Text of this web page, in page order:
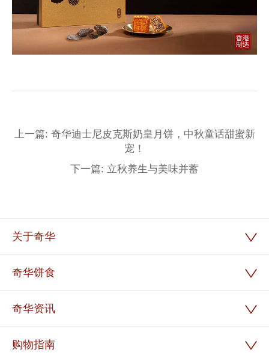
上一篇: 奇华迪士尼皮克斯奶皇月饼，中秋童话甜蜜新
宠！
下一篇: 立秋养生与美味并蓄
关于奇华
奇华饼食
奇华资讯
购物指南